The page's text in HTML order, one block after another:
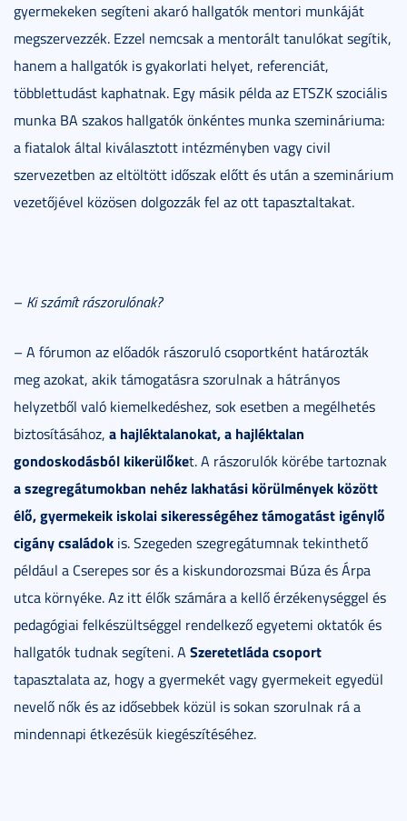
gyermekeken segíteni akaró hallgatók mentori munkáját
megszervezzék. Ezzel nemcsak a mentorált tanulókat segítik,
hanem a hallgatók is gyakorlati helyet, referenciát,
többlettudást kaphatnak. Egy másik példa az ETSZK szociális
munka BA szakos hallgatók önkéntes munka szemináriuma:
a fiatalok által kiválasztott intézményben vagy civil
szervezetben az eltöltött időszak előtt és után a szeminárium
vezetőjével közösen dolgozzák fel az ott tapasztaltakat.
– Ki számít rászorulónak?
– A fórumon az előadók rászoruló csoportként határozták
meg azokat, akik támogatásra szorulnak a hátrányos
helyzetből való kiemelkedéshez, sok esetben a megélhetés
biztosításához, a hajléktalanokat, a hajléktalan
gondoskodásból kikerülőket. A rászorulók körébe tartoznak
a szegregátumokban nehéz lakhatási körülmények között
élő, gyermekeik iskolai sikerességéhez támogatást igénylő
cigány családok is. Szegeden szegregátumnak tekinthető
például a Cserepes sor és a kiskundorozsmai Búza és Árpa
utca környéke. Az itt élők számára a kellő érzékenységgel és
pedagógiai felkészültséggel rendelkező egyetemi oktatók és
hallgatók tudnak segíteni. A Szeretetláda csoport
tapasztalata az, hogy a gyermekét vagy gyermekeit egyedül
nevelő nők és az idősebbek közül is sokan szorulnak rá a
mindennapi étkezésük kiegészítéséhez.